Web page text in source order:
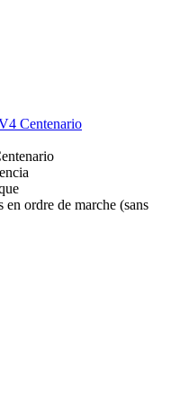
Centenario
en ordre de marche (sans